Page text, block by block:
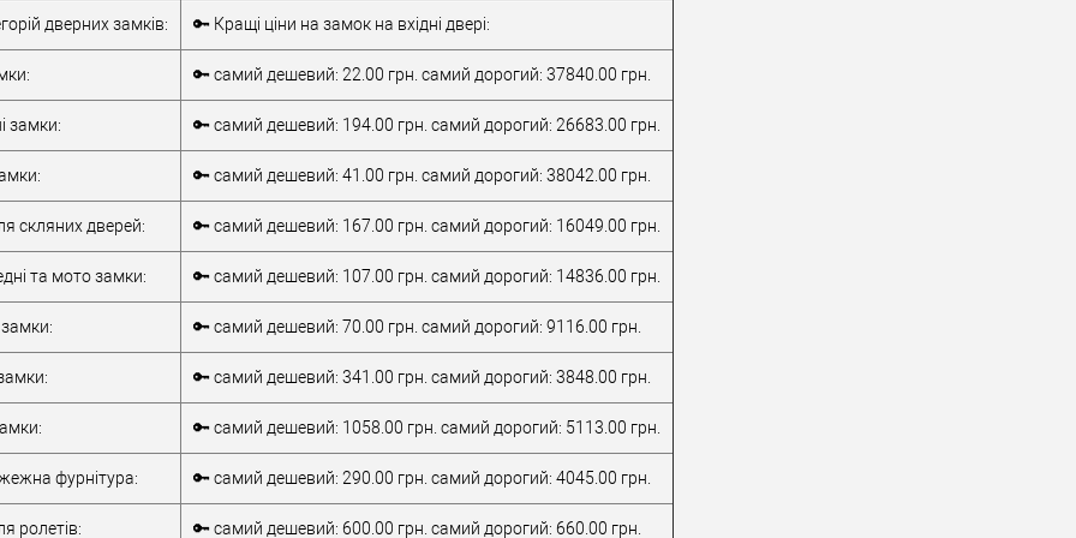
Врізний замок
Тип товару
Врізний замок
дверей
/для алюмінієвих
Країна виробник
дверних замків: 🔑 Кращі ціни на замок на вхідні двері:
🔑 самий дешевий: 22.00 грн. самий дорогий: 37840.00 грн.
замки: 🔑 самий дешевий: 194.00 грн. самий дорогий: 26683.00 грн.
🔑 самий дешевий: 41.00 грн. самий дорогий: 38042.00 грн.
скляних дверей: 🔑 самий дешевий: 167.00 грн. самий дорогий: 16049.00 грн.
та мото замки: 🔑 самий дешевий: 107.00 грн. самий дорогий: 14836.00 грн.
🔑 самий дешевий: 70.00 грн. самий дорогий: 9116.00 грн.
🔑 самий дешевий: 341.00 грн. самий дорогий: 3848.00 грн.
🔑 самий дешевий: 1058.00 грн. самий дорогий: 5113.00 грн.
фурнітура: 🔑 самий дешевий: 290.00 грн. самий дорогий: 4045.00 грн.
ролетів: 🔑 самий дешевий: 600.00 грн. самий дорогий: 660.00 грн.